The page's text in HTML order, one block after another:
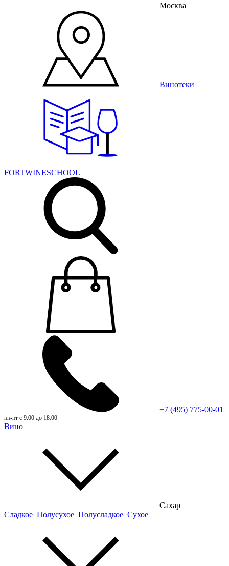
Москва
Винотеки
FORTWINESCHOOL
+7 (495) 775-00-01
пн-пт с 9:00 до 18:00
Вино
Сахар
Сладкое Полусухое Полусладкое Сухое